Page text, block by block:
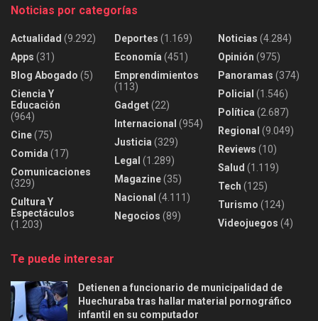
Noticias por categorías
Actualidad (9.292)
Apps (31)
Blog Abogado (5)
Ciencia Y
Educación
(964)
Cine(75)
Comida (17)
Comunicaciones
(329)
Cultura Y
Espectáculos
(1.203)
Deportes (1.169)
Economía (451)
Emprendimientos
(113)
Gadget(22)
Internacional (954)
Justicia (329)
Legal (1.289)
Magazine(35)
Nacional (4.111)
Negocios (89)
Noticias (4.284)
Opinión (975)
Panoramas (374)
Policial (1.546)
Política (2.687)
Regional (9.049)
Reviews (10)
Salud (1.119)
Tech (125)
Turismo (124)
Videojuegos (4)
Te puede interesar
Detienen a funcionario de municipalidad de
Huechuraba tras hallar material pornográfico
infantil en su computador